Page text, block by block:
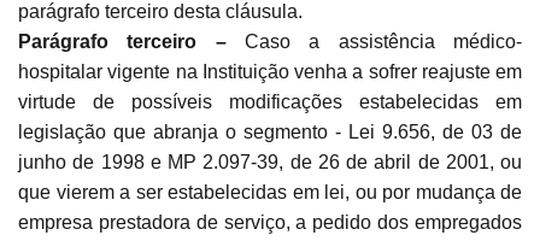
parágrafo terceiro desta cláusula.
Parágrafo terceiro –Caso a assistência médico-
hospitalar vigente na Instituição venha a sofrer reajuste em
virtude de possíveis modificações estabelecidas em
legislação que abranja o segmento - Lei 9.656, de 03 de
junho de 1998 e MP 2.097-39, de 26 de abril de 2001, ou
que vierem a ser estabelecidas em lei, ou por mudança de
empresa prestadora de serviço, a pedido dos empregados